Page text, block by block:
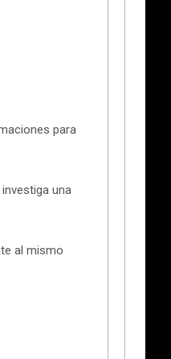
para
una
al mismo